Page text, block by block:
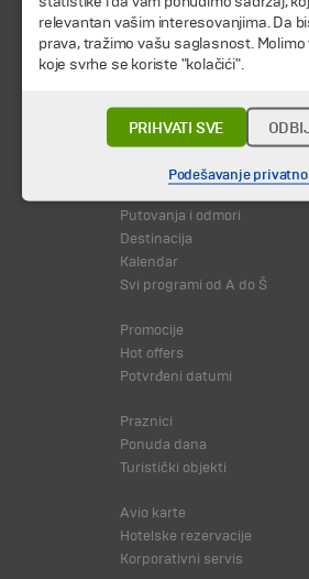
Putovanja i odmori
Destinacija
Kalendar
Svi programi od A do Š
Promocije
Hot offers
Potvrđeni datumi
Praznici
Ponuda dana
Turistički objekti
Avio karte
Hotelske rezervacije
Korporativni servis
relevantan vašim interesovanjima. Da
prava, tražimo vašu saglasnost.
koje svrhe se koriste "kolačići".
PRIHVATI SVE
Podešavanje